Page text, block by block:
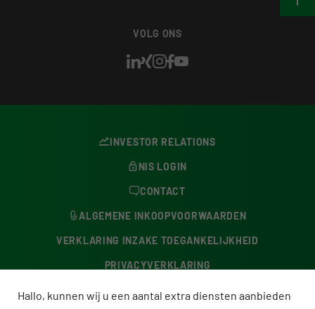
VOLG ONS
INVESTOR RELATIONS
NIS LOGIN
CONTACT
ALGEMENE INKOOPVOORWAARDEN
VERKLARING INZAKE TOEGANKELIJKHEID
PRIVACYVERKLARING
KLACHTENBUREAU
Hallo, kunnen wij u een aantal extra diensten aanbieden